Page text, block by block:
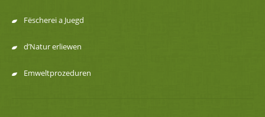
Fëscherei a Juegd
d’Natur erliewen
Emweltprozeduren